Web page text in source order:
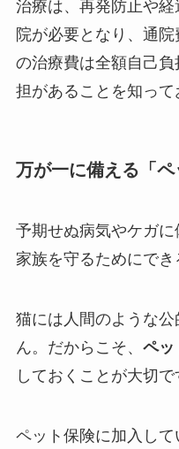
治療は、再発防止や
院が必要となり、通
の治療費は全額自己
担があることを知って
万が一に備える「
予期せぬ病気やケガ
家族を守るためにでき
猫には人間のような
ん。だからこそ、 ペッ
しておくことが大切で
ペット保険に加入し